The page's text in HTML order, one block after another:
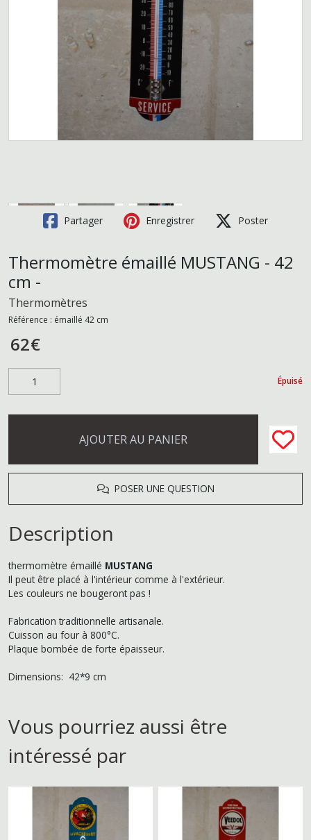
Partager Enregistrer Poster
Thermomètre émaillé MUSTANG - 42
cm -
Thermomètres
Référence : émaillé 42 cm
62€
Épuisé
AJOUTER AU PANIER
POSER UNE QUESTION
Description
thermomètre émaillé MUSTANG
Il peut être placé à l'intérieur comme à l'extérieur.
Les couleurs ne bougeront pas !
Fabrication traditionnelle artisanale.
Cuisson au four à 800°C.
Plaque bombée de forte épaisseur.
Dimensions: 42*9 cm
Vous pourriez aussi être
intéressé par